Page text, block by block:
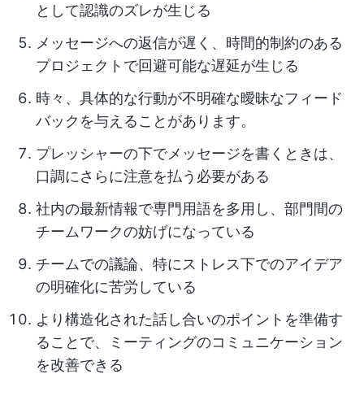
として認識のズレが生じる
メッセージへの返信が遅く、時間的制約のある
プロジェクトで回避可能な遅延が生じる
時々、具体的な行動が不明確な曖昧なフィード
バックを与えることがあります。
プレッシャーの下でメッセージを書くときは、
口調にさらに注意を払う必要がある
社内の最新情報で専門用語を多用し、部門間の
チームワークの妨げになっている
チームでの議論、特にストレス下でのアイデア
の明確化に苦労している
より構造化された話し合いのポイントを準備す
ることで、ミーティングのコミュニケーション
を改善できる